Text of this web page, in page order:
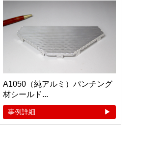
A1050（純アルミ）パンチング
材シールド...
事例詳細